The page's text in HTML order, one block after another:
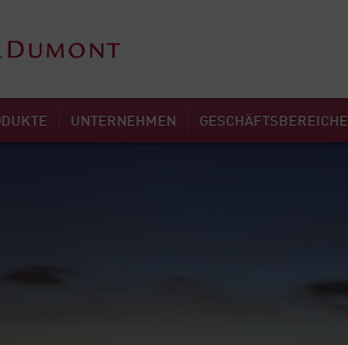
UNTERNEHMEN GESCHÄFTSBEREICHE